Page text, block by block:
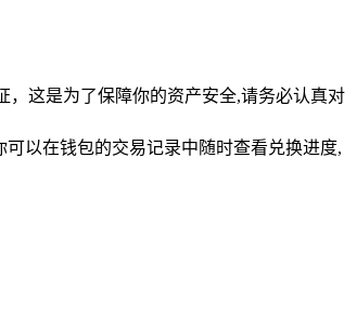
，这是为了保障你的资产安全,请务必认真对
以在钱包的交易记录中随时查看兑换进度,